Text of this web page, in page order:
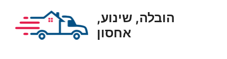
הובלה, שינוע,
אחסון